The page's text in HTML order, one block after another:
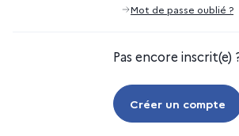
Mot de passe oublié ?
Pas encore inscrit(e)
Créer un compte